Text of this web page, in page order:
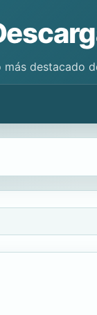
destacado